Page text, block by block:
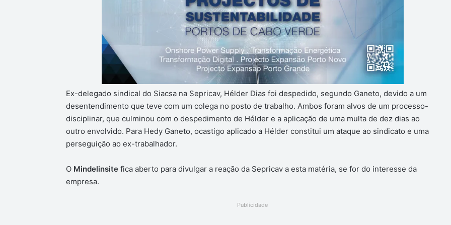
Ex-delegado sindical do Siacsa na Sepricav, Hélder Dias foi despedido, segundo Ganeto, devido a um
desentendimento que teve com um colega no posto de trabalho. Ambos foram alvos de um processo-
disciplinar, que culminou com o despedimento de Hélder e a aplicação de uma multa de dez dias ao
outro envolvido. Para Hedy Ganeto, ocastigo aplicado a Hélder constitui um ataque ao sindicato e uma
perseguição ao ex-trabalhador.
O Mindelinsite fica aberto para divulgar a reação da Sepricav a esta matéria, se for do interesse da
empresa.
Publicidade